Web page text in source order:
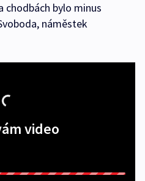
chodbách bylo minus
náměstek
video